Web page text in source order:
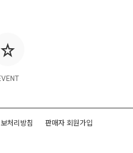
처리방침 판매자 회원가입